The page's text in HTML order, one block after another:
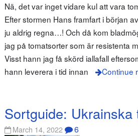
Nä, det var inget vidare kul att vara
Efter stormen Hans framfart i början
ju aldrig regna…! Och då kom
jag på tomatsorter som är resistenta
Visst hann jag få skörd iallafall
hann leverera i tid innan
Continue
Sortguide: Ukrainska
March 14, 2022 6